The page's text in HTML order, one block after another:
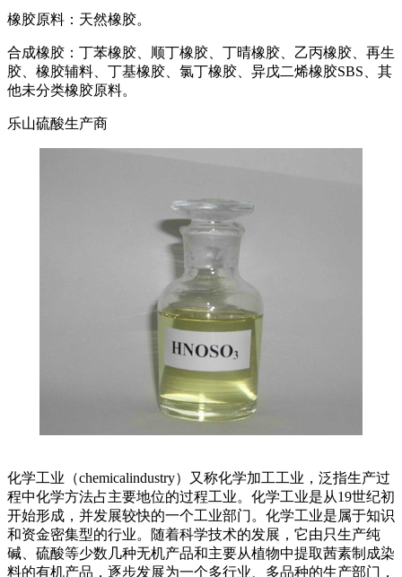
橡胶原料：天然橡胶。
合成橡胶：丁苯橡胶、顺丁橡胶、丁晴橡胶、乙丙橡胶、再生
胶、橡胶辅料、丁基橡胶、氯丁橡胶、异戊二烯橡胶SBS、其
他未分类橡胶原料。
乐山硫酸生产商
化学工业（chemicalindustry）又称化学加工工业，泛指生产过
程中化学方法占主要地位的过程工业。化学工业是从19世纪初
开始形成，并发展较快的一个工业部门。化学工业是属于知识
和资金密集型的行业。随着科学技术的发展，它由只生产纯
碱、硫酸等少数几种无机产品和主要从植物中提取茜素制成染
料的有机产品，逐步发展为一个多行业、多品种的生产部门，